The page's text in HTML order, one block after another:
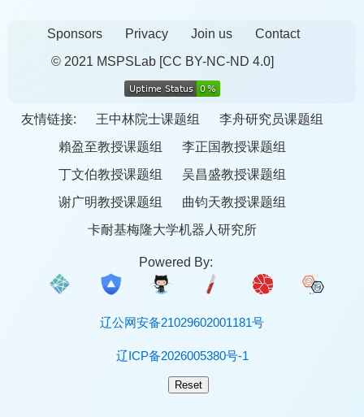
Sponsors Privacy Join us
Contact
© 2021 MSPSLab [CC BY-NC-ND 4.0]
友情链接: 王中林院士课题组
李舟研究员课题组
賴盈至教授课题组
李正国教授课题组
丁文伯教授课题组
吴昌盛教授课题组
谢广明教授课题组
曲钧天教授课题组
卡耐基梅隆大学机器人研究所
Powered By:
辽公网安备21029602001181号
辽ICP备2026005380号-1
Reset